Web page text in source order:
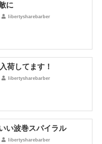
に
libertysharebarber
荷してます！
libertysharebarber
い波巻スパイラル
libertysharebarber